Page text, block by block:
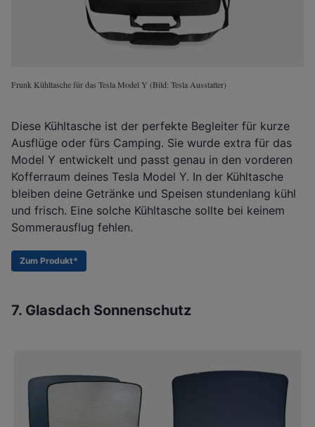
Frunk Kühltasche für das Tesla Model Y (Bild: Tesla Ausstatter)
Diese Kühltasche ist der perfekte Begleiter für kurze
Ausflüge oder fürs Camping. Sie wurde extra für das
Model Y entwickelt und passt genau in den vorderen
Kofferraum deines Tesla Model Y. In der Kühltasche
bleiben deine Getränke und Speisen stundenlang kühl
und frisch. Eine solche Kühltasche sollte bei keinem
Sommerausflug fehlen.
Zum Produkt*
7. Glasdach Sonnenschutz